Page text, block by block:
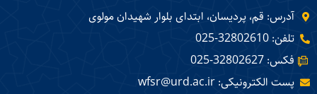
آدرس: قم، پردیسان، ابتدای بلوار شهیدان مولوی
تلفن: 32802610-025
فکس: 32802627-025
پست الکترونیکی: wfsr@urd.ac.ir